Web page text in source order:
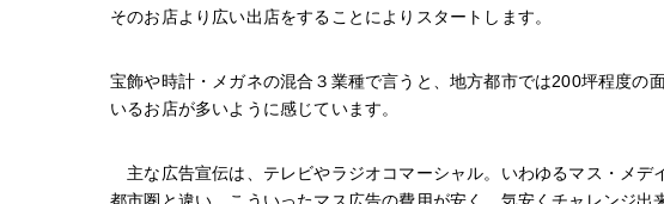
そのお店より広い出店をすることによりスタートします。
宝飾や時計・メガネの混合３業種で言うと、地方都市では200坪程度の
いるお店が多いように感じています。
主な広告宣伝は、テレビやラジオコマーシャル。いわゆるマス・メデ